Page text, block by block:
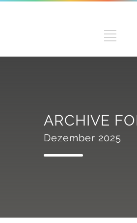
ARCHIVE
Dezember 2025